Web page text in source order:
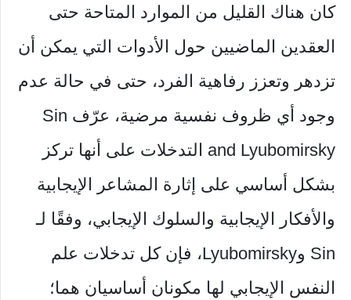
كان هناك القليل من الموارد المتاحة حتى
العقدين الماضيين حول الأدوات التي يمكن أن
تزدهر وتعزز رفاهية الفرد، حتى في حالة عدم
وجود أي ظروف نفسية مرضية، عرّف Sin
and Lyubomirsky التدخلات على أنها تركز
بشكل أساسي على إثارة المشاعر الإيجابية
والأفكار الإيجابية والسلوك الإيجابي، وفقًا لـ
Sin وLyubomirsky، فإن كل تدخلات علم
النفس الإيجابي لها مكونان أساسيان هما؛